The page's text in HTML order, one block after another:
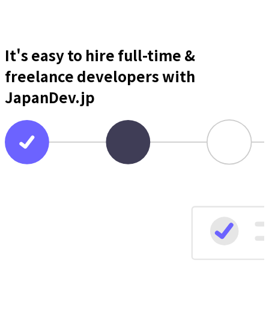
It's easy to hire full-time &
freelance developerswith
JapanDev.jp